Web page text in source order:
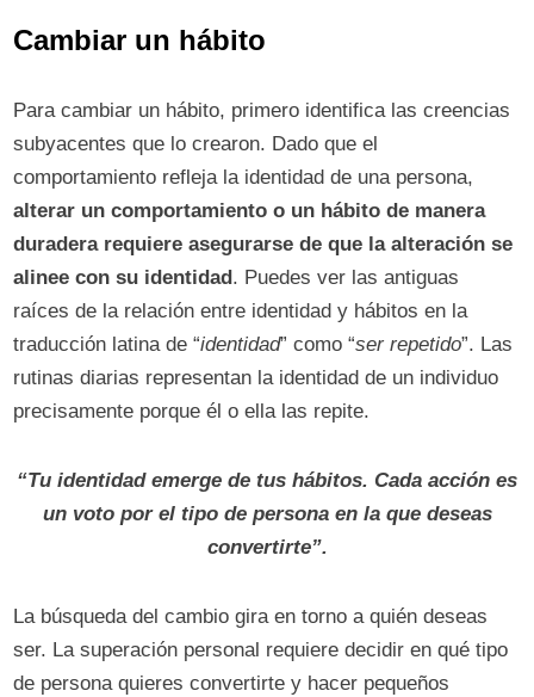
Cambiar un hábito
Para cambiar un hábito, primero identifica las creencias
subyacentes que lo crearon. Dado que el
comportamiento refleja la identidad de una persona,
alterar un comportamiento o un hábito de manera
duradera requiere asegurarse de que la alteración se
alinee con su identidad . Puedes ver las antiguas
raíces de la relación entre identidad y hábitos en la
traducción latina de “identidad” como “ser repetido”. Las
rutinas diarias representan la identidad de un individuo
precisamente porque él o ella las repite.
“Tu identidad emerge de tus hábitos. Cada acción es
un voto por el tipo de persona en la que deseas
convertirte”.
La búsqueda del cambio gira en torno a quién deseas
ser. La superación personal requiere decidir en qué tipo
de persona quieres convertirte y hacer pequeños